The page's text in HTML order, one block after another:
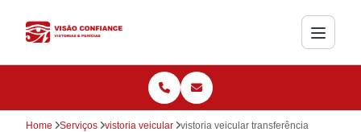
Home Serviços vistoria veicular vistoria veicular transferência